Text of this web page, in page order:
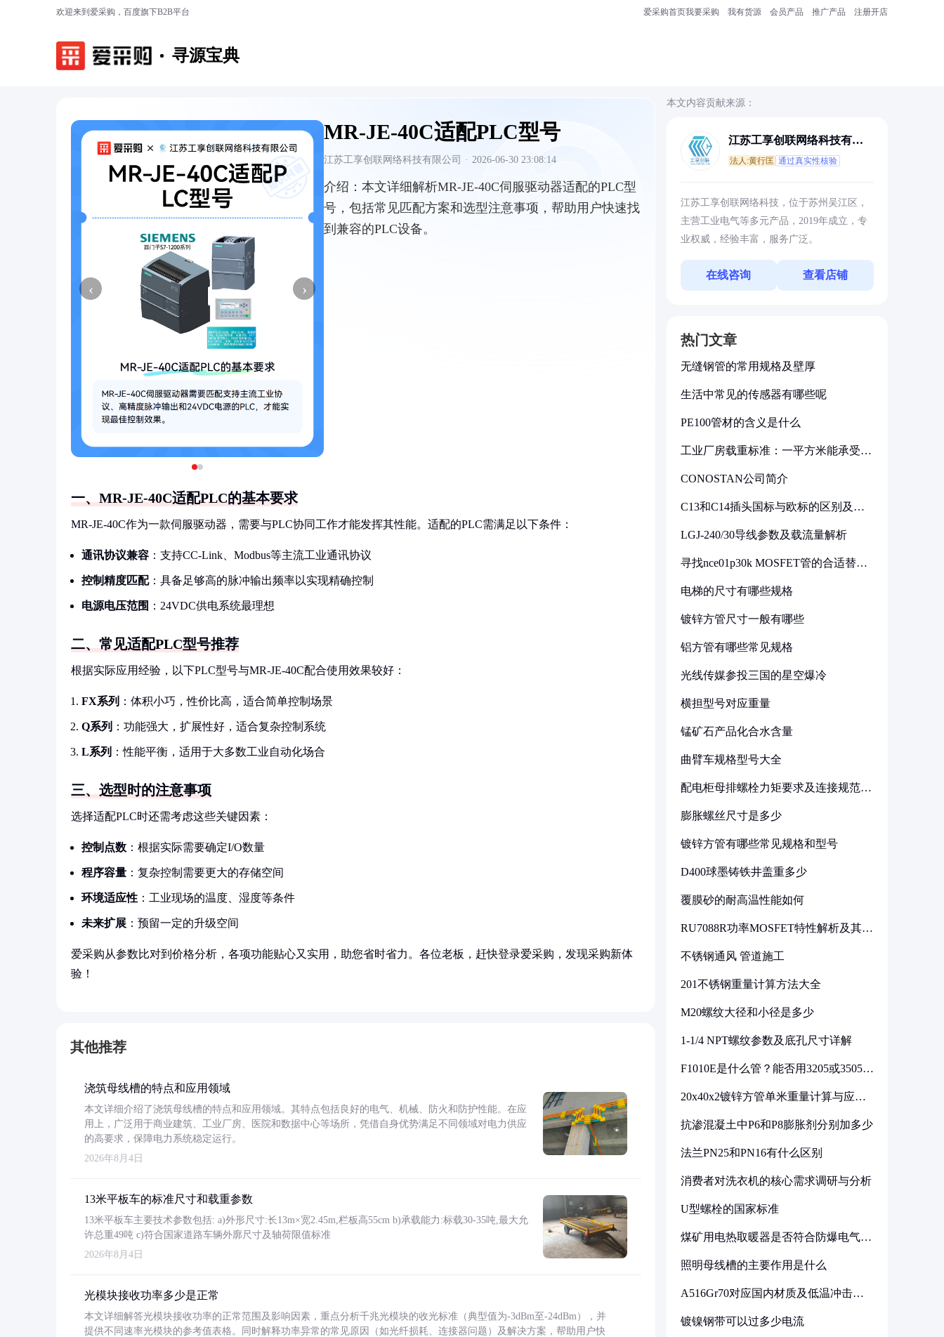
欢迎来到爱采购，百度旗下B2B平台 爱采购首页我要采购 我有货源 会员产品 推广产品 注册开店
寻源宝典
‹ ›
MR-JE-40C适配PLC型号
江苏工享创联网络科技有限公司 · 2026-06-30 23:08:14
介绍： 本文详细解析MR-JE-40C伺服驱动器适配的PLC型
号，包括常见匹配方案和选型注意事项，帮助用户快速找
到兼容的PLC设备。
一、MR-JE-40C适配PLC的基本要求
MR-JE-40C作为一款伺服驱动器，需要与PLC协同工作才能发挥其性能。适配的PLC需满足以下条件：
通讯协议兼容 ：支持CC-Link、Modbus等主流工业通讯协议
控制精度匹配：具备足够高的脉冲输出频率以实现精确控制
电源电压范围 ：24VDC供电系统最理想
二、常见适配PLC型号推荐
根据实际应用经验，以下PLC型号与MR-JE-40C配合使用效果较好：
FX系列 ：体积小巧，性价比高，适合简单控制场景
Q系列 ：功能强大，扩展性好，适合复杂控制系统
L系列 ：性能平衡，适用于大多数工业自动化场合
三、选型时的注意事项
选择适配PLC时还需考虑这些关键因素：
控制点数 ：根据实际需要确定I/O数量
程序容量 ：复杂控制需要更大的存储空间
环境适应性 ：工业现场的温度、湿度等条件
未来扩展 ：预留一定的升级空间
爱采购从参数比对到价格分析，各项功能贴心又实用，助您省时省力。各位老板，赶快登录爱采购，发现采购新体
验！
其他推荐
浇筑母线槽的特点和应用领域
本文详细介绍了浇筑母线槽的特点和应用领域。其特点包括良好的电气、机械、防火和防护性能。在应
用上，广泛用于商业建筑、工业厂房、医院和数据中心等场所，凭借自身优势满足不同领域对电力供应
的高要求，保障电力系统稳定运行。
2026年8月4日
13米平板车的标准尺寸和载重参数
13米平板车主要技术参数包括: a)外形尺寸:长13m×宽2.45m,栏板高55cm b)承载能力:标载30-35吨,最大允
许总重49吨 c)符合国家道路车辆外廓尺寸及轴荷限值标准
2026年8月4日
光模块接收功率多少是正常
本文详细解答光模块接收功率的正常范围及影响因素，重点分析千兆光模块的收光标准（典型值为-3dBm至-24dBm），并
提供不同速率光模块的参考值表格。同时解释功率异常的常见原因（如光纤损耗、连接器问题）及解决方案，帮助用户快
本文内容贡献来源：
江苏工享创联网络科技有限
法人:黄行匡 通过真实性核验
江苏工享创联网络科技，位于苏州吴江区，
主营工业电气等多元产品，2019年成立，专
业权威，经验丰富，服务广泛。
在线咨询 查看店铺
热门文章
无缝钢管的常用规格及壁厚
生活中常见的传感器有哪些呢
PE100管材的含义是什么
工业厂房载重标准：一平方米能承受多
CONOSTAN公司简介
C13和C14插头国标与欧标的区别及其
LGJ-240/30导线参数及载流量解析
寻找nce01p30k MOSFET管的合适替代
电梯的尺寸有哪些规格
镀锌方管尺寸一般有哪些
铝方管有哪些常见规格
光线传媒参投三国的星空爆冷
横担型号对应重量
锰矿石产品化合水含量
曲臂车规格型号大全
配电柜母排螺栓力矩要求及连接规范详
膨胀螺丝尺寸是多少
镀锌方管有哪些常见规格和型号
D400球墨铸铁井盖重多少
覆膜砂的耐高温性能如何
RU7088R功率MOSFET特性解析及其在
不锈钢通风 管道施工
201不锈钢重量计算方法大全
M20螺纹大径和小径是多少
1-1/4 NPT螺纹参数及底孔尺寸详解
F1010E是什么管？能否用3205或3505代
20x40x2镀锌方管单米重量计算与应用
抗渗混凝土中P6和P8膨胀剂分别加多少
法兰PN25和PN16有什么区别
消费者对洗衣机的核心需求调研与分析
U型螺栓的国家标准
煤矿用电热取暖器是否符合防爆电气设
照明母线槽的主要作用是什么
A516Gr70对应国内材质及低温冲击要
镀镍钢带可以过多少电流